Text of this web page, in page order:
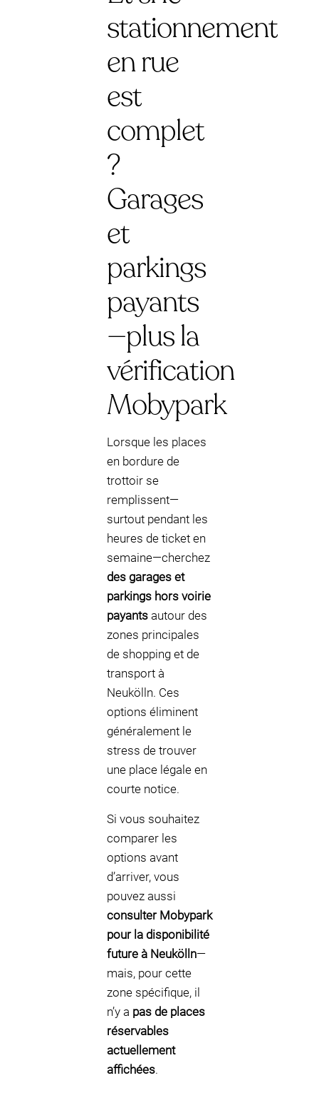
stationnement
en rue
est
complet
?
Garages
et
parkings
payants
—plus la
vérification
Mobypark
Lorsque les places
en bordure de
trottoir se
remplissent—
surtout pendant les
heures de ticket en
semaine—cherchez
des garages et
parkings hors voirie
payants autour des
zones principales
de shopping et de
transport à
Neukölln. Ces
options éliminent
généralement le
stress de trouver
une place légale en
courte notice.
Si vous souhaitez
comparer les
options avant
d’arriver, vous
pouvez aussi
consulter Mobypark
pour la disponibilité
future à Neukölln—
mais, pour cette
zone spécifique, il
n’y a pas de places
réservables
actuellement
affichées.